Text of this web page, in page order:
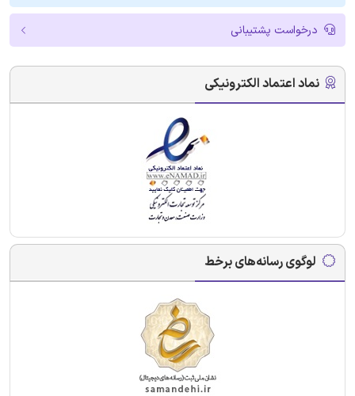
درخواست پشتیبانی
نماد اعتماد الکترونیکی
لوگوی رسانه‌های برخط